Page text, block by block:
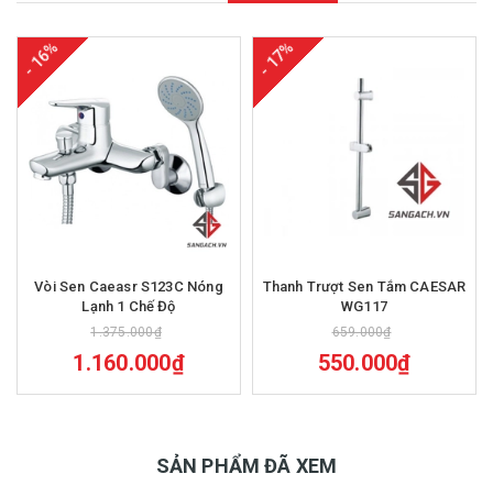
- 16%
Vòi Sen Caeasr S123C Nóng
Lạnh 1 Chế Độ
1.375.000₫
1.160.000₫
- 17%
Thanh Trượt Sen Tắm CAESAR
WG117
659.000₫
550.000₫
SẢN PHẨM ĐÃ XEM